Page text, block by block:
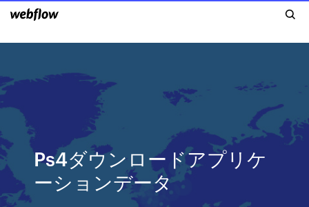
Ps4ダウンロードアプリケ
ーションデータ